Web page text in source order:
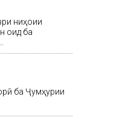
ниҳоии
оид ба
ба Ҷумҳурии